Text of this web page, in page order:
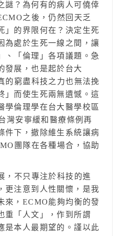
謎？為何有的病人可僥倖
之後，仍然回天乏
」的界限何在？決定生死
為處於生死一線之間，讓
、「倫理」各項議題。急
發展，也是起於台大
的窮盡科技之力也無法挽
」而使生死兩無遺憾。這
學倫理學在台大醫學校區
灣安寧緩和醫療條例再
件下，撤除維生系統讓病
團隊在各種場合，協助
不只專注於科技的進
更注意到人性關懷，是我
來，ECMO能夠均衡的發
重「人文」，作到所謂
是本人最期望的。謹以此